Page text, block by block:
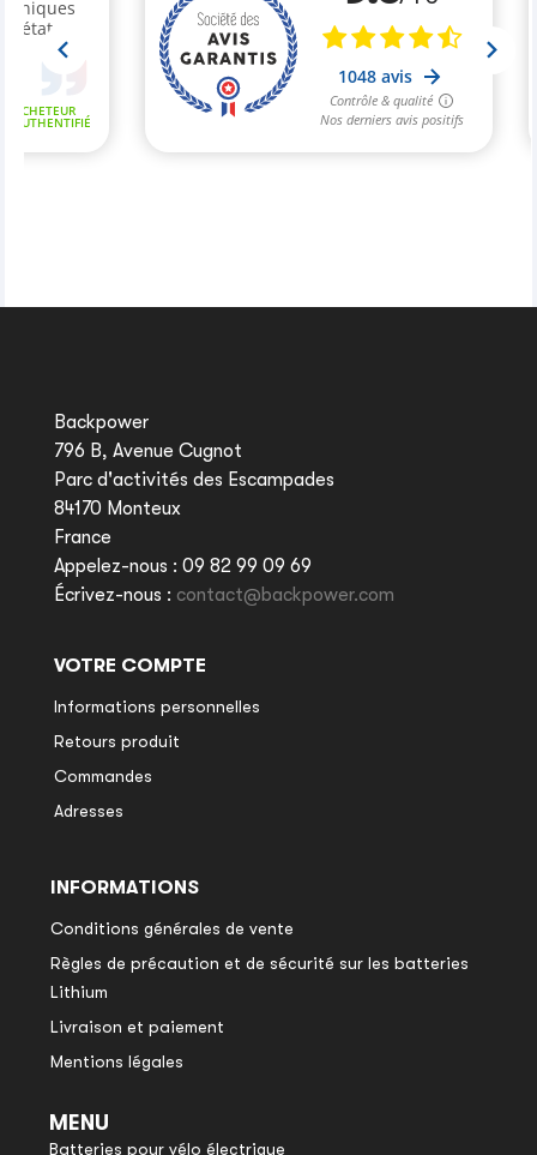
Backpower
796 B, Avenue Cugnot
Parc d'activités des Escampades
84170 Monteux
France
Appelez-nous : 09 82 99 09 69
Écrivez-nous : contact@backpower.com
VOTRE COMPTE
Informations personnelles
Retours produit
Commandes
Adresses
INFORMATIONS
Conditions générales de vente
Règles de précaution et de sécurité sur les batteries
Lithium
Livraison et paiement
Mentions légales
MENU
Batteries pour vélo électrique